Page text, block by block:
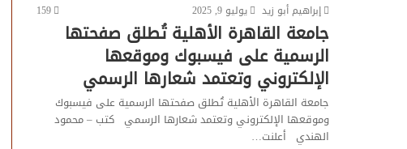
إبراهيم أبو زيد
يوليو 9, 2025 159
جامعة القاهرة الأهلية تُطلق صفحتها
الرسمية على فيسبوك وموقعها
الإلكتروني وتعتمد شعارها الرسمي
جامعة القاهرة الأهلية تُطلق صفحتها الرسمية على فيسبوك
وموقعها الإلكتروني وتعتمد شعارها الرسمي كتب – محمود
الهندي أعلنت…